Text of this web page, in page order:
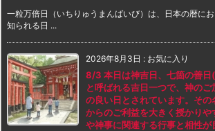
一粒万倍日（いちりゅうまんばいび）は、日本の暦に
知られる日 ...
2026年8月3日 : お気に入り
8/3 本日は神吉日、七箇の善日(
と呼ばれる吉日一つで、神の
の良い日とされています。そ
からのご利益を大きく授かり
や神事に関連する行事と相性が